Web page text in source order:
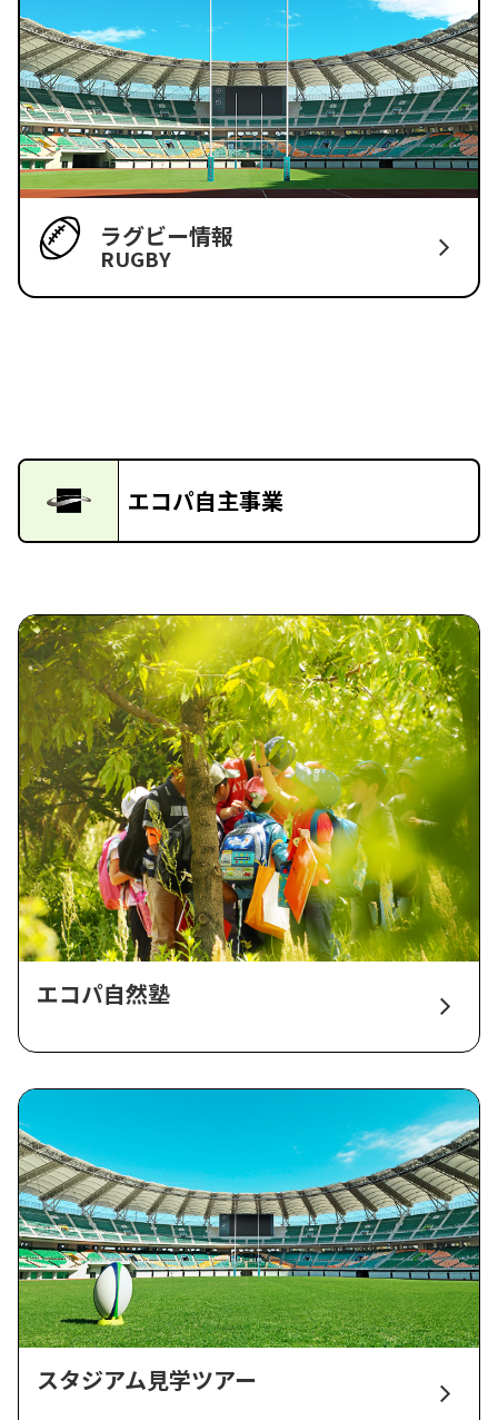
ラグビー情報
RUGBY
エコパ自主事業
エコパ自然塾
スタジアム見学ツアー